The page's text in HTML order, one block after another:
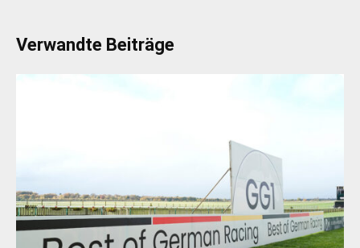
Verwandte Beiträge